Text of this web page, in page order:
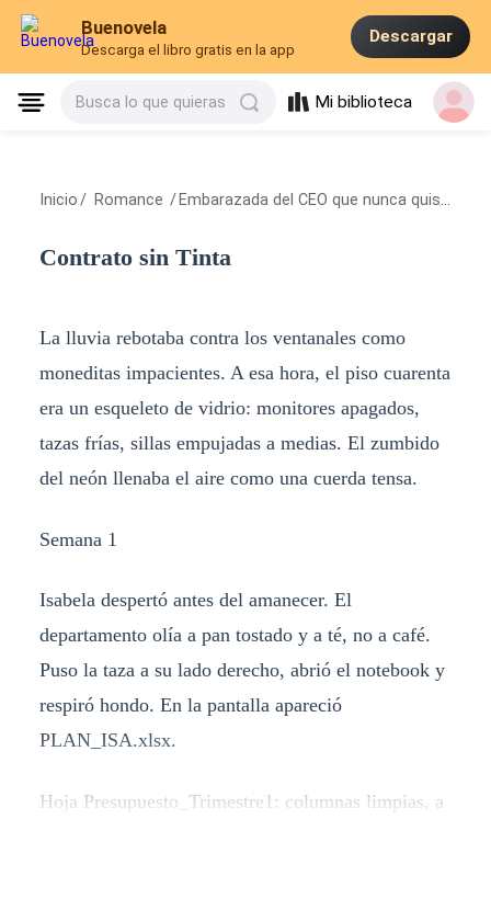
Buenovela
Descarga el libro gratis en la app
Descargar
Busca lo que quieras Mi biblioteca
Inicio / Romance / Embarazada del CEO que nunca quiso hijos
Contrato sin Tinta
La lluvia rebotaba contra los ventanales como
moneditas impacientes. A esa hora, el piso cuarenta
era un esqueleto de vidrio: monitores apagados,
tazas frías, sillas empujadas a medias. El zumbido
del neón llenaba el aire como una cuerda tensa.
Semana 1
Isabela despertó antes del amanecer. El
departamento olía a pan tostado y a té, no a café.
Puso la taza a su lado derecho, abrió el notebook y
respiró hondo. En la pantalla apareció
PLAN_ISA.xlsx.
Hoja Presupuesto_Trimestre1: columnas limpias, a